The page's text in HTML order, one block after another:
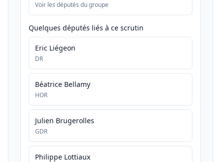
Voir les députés du groupe
Quelques députés liés à ce scrutin
Eric Liégeon
DR
Béatrice Bellamy
HOR
Julien Brugerolles
GDR
Philippe Lottiaux